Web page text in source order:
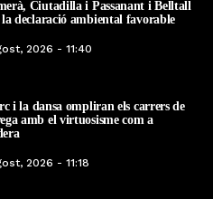
Ciutadilla i Passanant i Belltall
declaració ambiental favorable
2026 - 11:40
i la dansa ompliran els carrers de
amb el virtuosisme com a
2026 - 11:18